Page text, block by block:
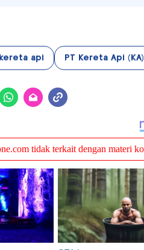
kereta api PT Kereta Api (KA)